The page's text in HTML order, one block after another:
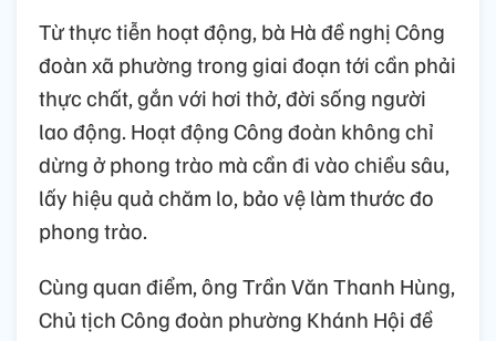
Từ thực tiễn hoạt động, bà Hà đề nghị Công
đoàn xã phường trong giai đoạn tới cần phải
thực chất, gắn với hơi thở, đời sống người
lao động. Hoạt động Công đoàn không chỉ
dừng ở phong trào mà cần đi vào chiều sâu,
lấy hiệu quả chăm lo, bảo vệ làm thước đo
phong trào.
Cùng quan điểm, ông Trần Văn Thanh Hùng,
Chủ tịch Công đoàn phường Khánh Hội đề